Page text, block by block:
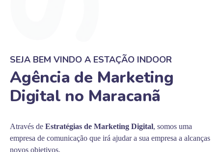
SEJA BEM VINDO A ESTAÇÃO INDOOR
Agência de Marketing
Digital no Maracanã
Através de Estratégias de Marketing Digital, somos uma
empresa de comunicação que irá ajudar a sua empresa a alcanças
novos objetivos.